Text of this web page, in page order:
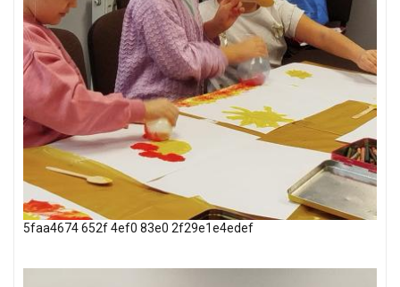
5faa4674 652f 4ef0 83e0 2f29e1e4edef